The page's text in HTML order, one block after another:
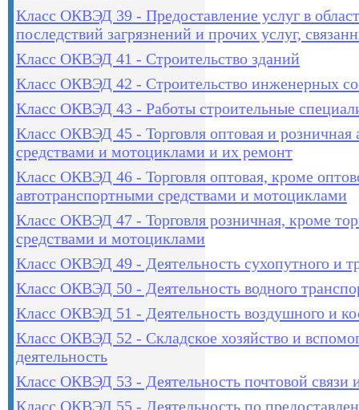
Класс ОКВЭД 39 - Предоставление услуг в
последствий загрязнений и прочих услуг,
Класс ОКВЭД 41 - Строительство зданий
Класс ОКВЭД 42 - Строительство инженерных
Класс ОКВЭД 43 - Работы строительные
Класс ОКВЭД 45 - Торговля оптовая и розничная
средствами и мотоциклами и их ремонт
Класс ОКВЭД 46 - Торговля оптовая, кроме
автотранспортными средствами и мотоциклами
Класс ОКВЭД 47 - Торговля розничная, кроме
средствами и мотоциклами
Класс ОКВЭД 49 - Деятельность сухопутного и
Класс ОКВЭД 50 - Деятельность водного
Класс ОКВЭД 51 - Деятельность воздушного и
Класс ОКВЭД 52 - Складское хозяйство и
деятельность
Класс ОКВЭД 53 - Деятельность почтовой связи
Класс ОКВЭД 55 - Деятельность по